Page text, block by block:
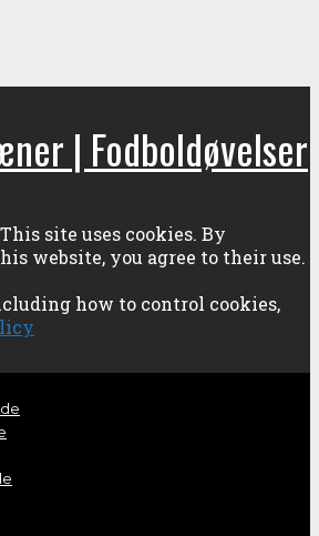
| Fodboldøvelser
site uses cookies. By
website, you agree to their use.
how to control cookies,